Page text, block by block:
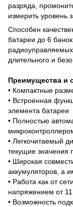
разряда,
измерить уровень
Способен
батареи до 6
длительного и
Преимущества и
• Компактные
• Встроенная
элемента батареи
• Полностью
• Легкочитаемый
текущие значения
• Широкая
аккумуляторов, а
• Работа как от
напряжением от
• Возможность